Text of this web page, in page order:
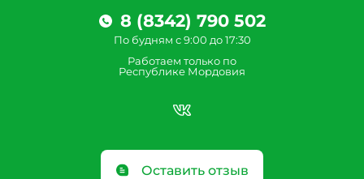
8 (8342) 790 502
По будням с 9:00 до 17:30
Работаем только по
Республике Мордовия
Оставить отзыв